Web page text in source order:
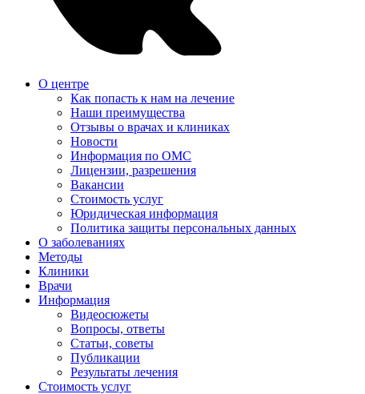
О центре
Как попасть к нам на лечение
Наши преимущества
Отзывы о врачах и клиниках
Новости
Информация по ОМС
Лицензии, разрешения
Вакансии
Стоимость услуг
Юридическая информация
Политика защиты персональных данных
О заболеваниях
Методы
Клиники
Врачи
Информация
Видеосюжеты
Вопросы, ответы
Статьи, советы
Публикации
Результаты лечения
Стоимость услуг